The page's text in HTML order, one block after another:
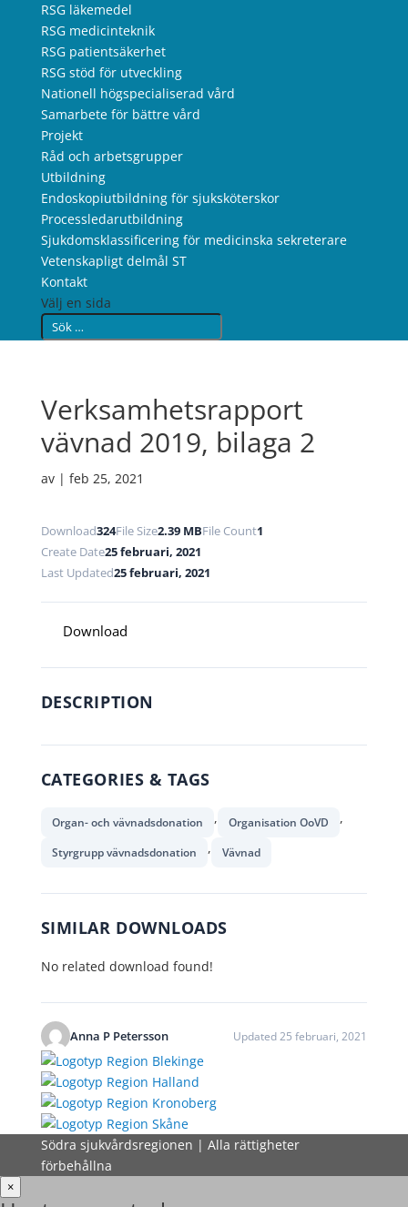
RSG läkemedel
RSG medicinteknik
RSG patientsäkerhet
RSG stöd för utveckling
Nationell högspecialiserad vård
Samarbete för bättre vård
Projekt
Råd och arbetsgrupper
Utbildning
Endoskopiutbildning för sjuksköterskor
Processledarutbildning
Sjukdomsklassificering för medicinska sekreterare
Vetenskapligt delmål ST
Kontakt
Välj en sida
Verksamhetsrapport
vävnad 2019, bilaga 2
av | feb 25, 2021
Download324File Size2.39 MBFile Count1
Create Date25 februari, 2021
Last Updated25 februari, 2021
Download
DESCRIPTION
CATEGORIES & TAGS
Organ- och vävnadsdonation , Organisation OoVD ,
Styrgrupp vävnadsdonation , Vävnad
SIMILAR DOWNLOADS
No related download found!
Anna P Petersson Updated 25 februari, 2021
Södra sjukvårdsregionen | Alla rättigheter
förbehållna
×